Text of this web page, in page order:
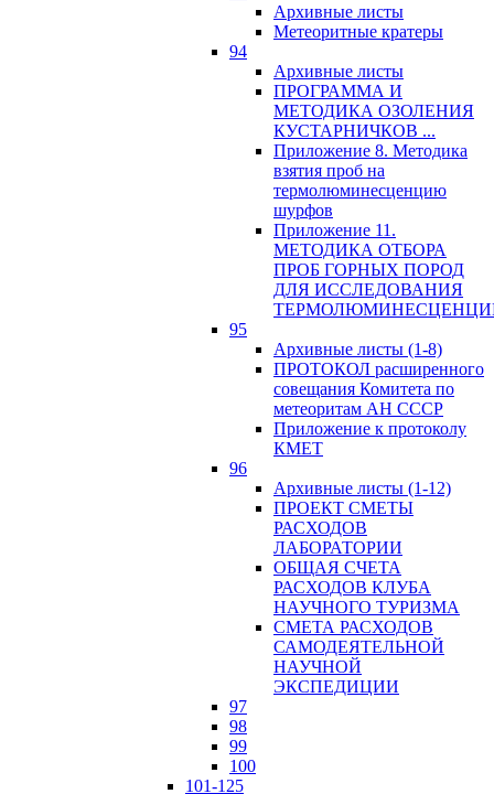
Архивные листы
Метеоритные кратеры
94
Архивные листы
ПРОГРАММА И
МЕТОДИКА ОЗОЛЕНИЯ
КУСТАРНИЧКОВ ...
Приложение 8. Методика
взятия проб на
термолюминесценцию
шурфов
Приложение 11.
МЕТОДИКА ОТБОРА
ПРОБ ГОРНЫХ ПОРОД
ДЛЯ ИССЛЕДОВАНИЯ
95
Архивные листы (1-8)
ПРОТОКОЛ расширенного
совещания Комитета по
метеоритам АН СССР
Приложение к протоколу
КМЕТ
96
Архивные листы (1-12)
ПРОЕКТ СМЕТЫ
РАСХОДОВ
ЛАБОРАТОРИИ
ОБЩАЯ СЧЕТА
РАСХОДОВ КЛУБА
НАУЧНОГО ТУРИЗМА
СМЕТА РАСХОДОВ
САМОДЕЯТЕЛЬНОЙ
НАУЧНОЙ
ЭКСПЕДИЦИИ
97
98
99
100
101-125